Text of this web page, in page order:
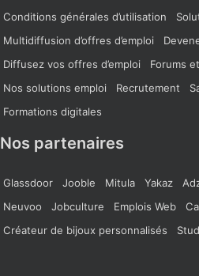
Conditions générales d’utilisation
Multidiffusion d’offres d’emploi
Diffusez vos offres d’emploi
Forums
Nos solutions emploi
Recrutement
Formations digitales
Nos partenaires
Glassdoor Jooble Mitula Yakaz
Neuvoo
Jobculture Emplois Web
Créateur de bijoux personnalisés